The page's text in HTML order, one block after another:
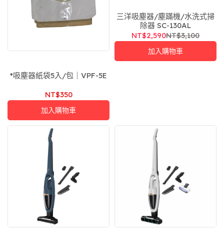
*吸塵器紙袋5入/包｜VPF-5E
NT$350
加入購物車
三洋吸塵器/塵蹣機/水洗式掃
除器 SC-130AL
NT$2,590NT$3,100
加入購物車